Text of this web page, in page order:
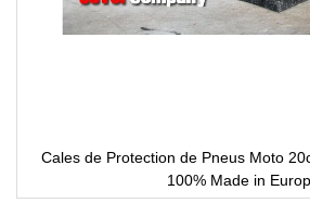
Cales de Protection de Pneus Moto
100% Made in